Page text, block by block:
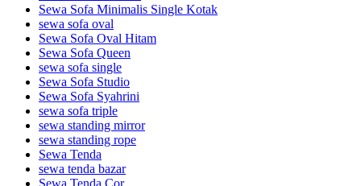
Sewa Sofa Minimalis Single Kotak
sewa sofa oval
Sewa Sofa Oval Hitam
Sewa Sofa Queen
sewa sofa single
Sewa Sofa Studio
Sewa Sofa Syahrini
sewa sofa triple
sewa standing mirror
sewa standing rope
Sewa Tenda
sewa tenda bazar
Sewa Tenda Cor